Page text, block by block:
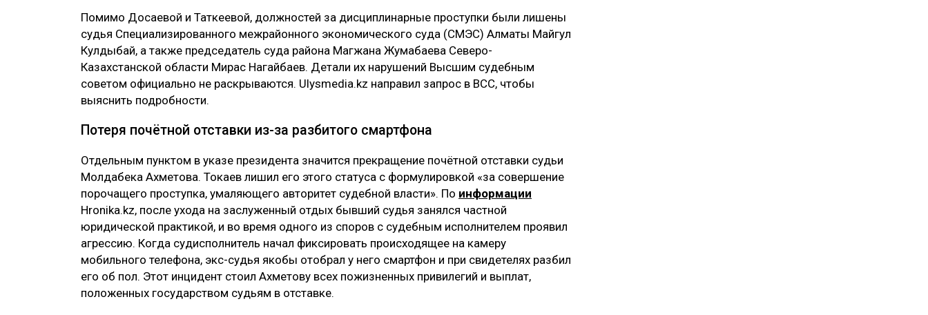
Помимо Досаевой и Таткеевой, должностей за дисциплинарные проступки были лишены
судья Специализированного межрайонного экономического суда (СМЭС) Алматы Майгул
Кулдыбай, а также председатель суда района Магжана Жумабаева Северо-
Казахстанской области Мирас Нагайбаев. Детали их нарушений Высшим судебным
советом официально не раскрываются. Ulysmedia.kz направил запрос в ВСС, чтобы
выяснить подробности.
Потеря почётной отставки из-за разбитого смартфона
Отдельным пунктом в указе президента значится прекращение почётной отставки судьи
Молдабека Ахметова. Токаев лишил его этого статуса с формулировкой «за совершение
порочащего проступка, умаляющего авторитет судебной власти». По информации
Hronika.kz, после ухода на заслуженный отдых бывший судья занялся частной
юридической практикой, и во время одного из споров с судебным исполнителем проявил
агрессию. Когда судисполнитель начал фиксировать происходящее на камеру
мобильного телефона, экс-судья якобы отобрал у него смартфон и при свидетелях разбил
его об пол. Этот инцидент стоил Ахметову всех пожизненных привилегий и выплат,
положенных государством судьям в отставке.